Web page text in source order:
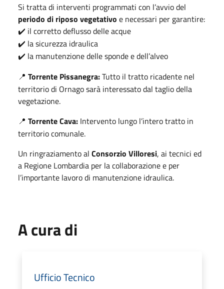
Si tratta di interventi programmati con l’avvio del
periodo di riposo vegetativo e necessari per garantire:
✔️ il corretto deflusso delle acque
✔️ la sicurezza idraulica
✔️ la manutenzione delle sponde e dell’alveo
📍 Torrente Pissanegra:Tutto il tratto ricadente nel
territorio di Ornago sarà interessato dal taglio della
vegetazione.
📍 Torrente Cava: Intervento lungo l’intero tratto in
territorio comunale.
Un ringraziamento al Consorzio Villoresi, ai tecnici ed
a Regione Lombardia per la collaborazione e per
l’importante lavoro di manutenzione idraulica.
A cura di
Ufficio Tecnico